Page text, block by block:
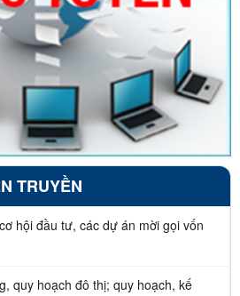
TRUYỀN
hội đầu tư, các dự án mời gọi vốn
quy hoạch đô thị; quy hoạch, kế